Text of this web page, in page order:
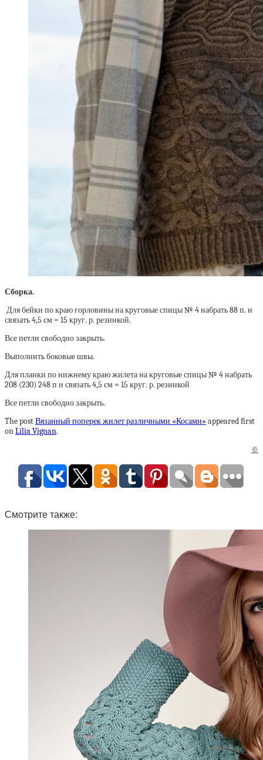
Сборка.
Для бейки по краю горловины на круговые спицы № 4 набрать 88 п. и
связать 4,5 см = 15 круг. р. резинкой.
Все петли свободно закрыть.
Выполнить боковые швы.
Для планки по нижнему краю жилета на круговые спицы № 4 набрать
208 (230) 248 п и связать 4,5 см = 15 круг. р. резинкой
Все петли свободно закрыть.
The postВязанный поперек жилет различными «Косами» appeared first
onLilia Vignan.
©
Смотрите также: